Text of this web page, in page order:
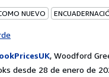
NUEVO
, Woodford
desde 28 de enero de